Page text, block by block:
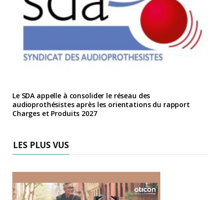
Le SDA appelle à consolider le réseau des
audioprothésistes après les orientations du rapport
Charges et Produits 2027
LES PLUS VUS